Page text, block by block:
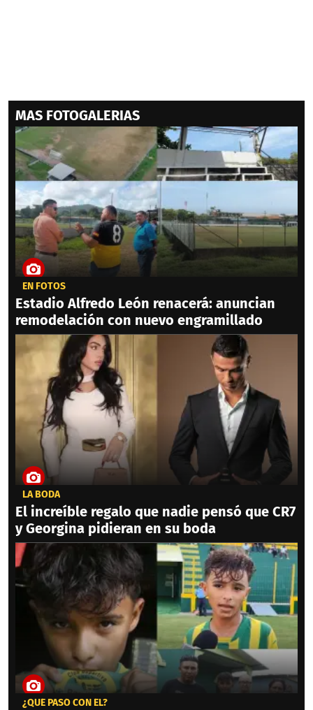
MAS FOTOGALERIAS
EN FOTOS
Estadio Alfredo León renacerá: anuncian
remodelación con nuevo engramillado
LA BODA
El increíble regalo que nadie pensó que CR7
y Georgina pidieran en su boda
¿QUÉ PASÓ CON ÉL?